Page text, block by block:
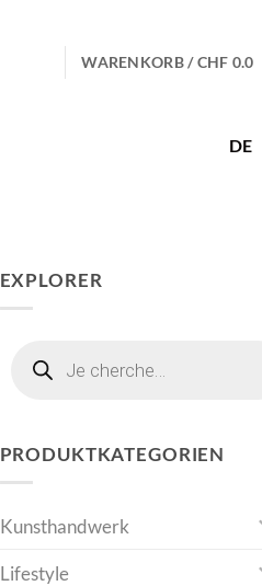
WARENKORB /CHF 0.0
DE
EXPLORER
search
PRODUKTKATEGORIEN
Kunsthandwerk
Lifestyle